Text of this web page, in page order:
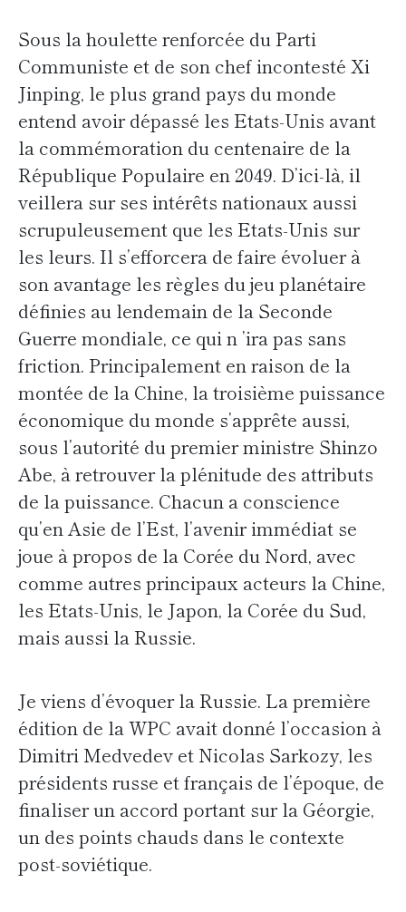
Sous la houlette renforcée du Parti
Communiste et de son chef incontesté Xi
Jinping, le plus grand pays du monde
entend avoir dépassé les Etats-Unis avant
la commémoration du centenaire de la
République Populaire en 2049. D’ici-là, il
veillera sur ses intérêts nationaux aussi
scrupuleusement que les Etats-Unis sur
les leurs. Il s’efforcera de faire évoluer à
son avantage les règles du jeu planétaire
définies au lendemain de la Seconde
Guerre mondiale, ce qui n ’ira pas sans
friction. Principalement en raison de la
montée de la Chine, la troisième puissance
économique du monde s’apprête aussi,
sous l’autorité du premier ministre Shinzo
Abe, à retrouver la plénitude des attributs
de la puissance. Chacun a conscience
qu’en Asie de l’Est, l’avenir immédiat se
joue à propos de la Corée du Nord, avec
comme autres principaux acteurs la Chine,
les Etats-Unis, le Japon, la Corée du Sud,
mais aussi la Russie.
Je viens d’évoquer la Russie. La première
édition de la WPC avait donné l’occasion à
Dimitri Medvedev et Nicolas Sarkozy, les
présidents russe et français de l’époque, de
finaliser un accord portant sur la Géorgie,
un des points chauds dans le contexte
post-soviétique.